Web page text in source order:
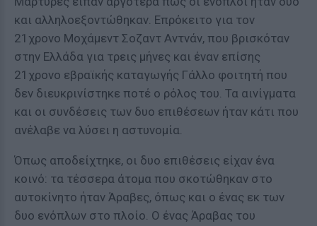
και αλληλοεξοντώθηκαν. Επρόκειτο για τον
21χρονο Μοχάμεντ Σοζαντ Αντνάν, που βρισκόταν
στην Ελλάδα για τρεις μήνες και έναν επίσης
21χρονο εβραϊκής καταγωγής Γάλλο φοιτητή που
δεν διευκρινίστηκε ποτέ ο ρόλος του. Τα αινίγματα
και οι συνδέσεις των δυο επιθέσεων ήταν κάτι που
ανέλαβε να λύσει η αστυνομία.
Όπως αποδείχτηκε, οι δυο επιθέσεις είχαν ένα
κοινό: τα τέσσερα άτομα που σκοτώθηκαν στο
αυτοκίνητο ήταν Άραβες, όπως και ο ένας εκ των
δυο ενόπλων στο πλοίο. Ο ένας Άραβας του